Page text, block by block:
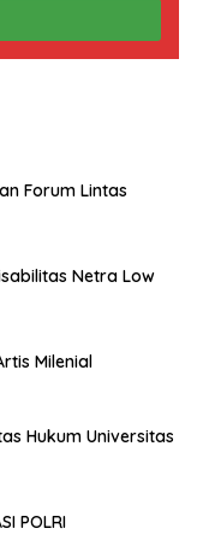
Forum Lintas
Netra Low
Milenial
POLRI